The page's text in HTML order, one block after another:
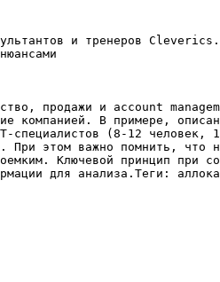
и тренеров
продажи и account
В примере,
(8-12 человек,
этом важно помнить, что
Ключевой принцип при
для анализа.Теги: